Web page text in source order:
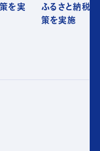
を実
ふるさと納税
策を実施